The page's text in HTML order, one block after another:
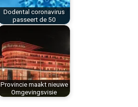
Dodental coronavirus
passeert de 50
Provincie maakt nieuwe
Omgevingsvisie